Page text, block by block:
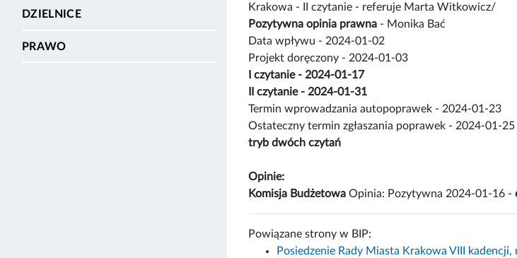
DZIELNICE
PRAWO
Krakowa - II czytanie - referuje Marta Witkowicz/
Pozytywna opinia prawna - Monika Bać
Data wpływu - 2024-01-02
Projekt doręczony - 2024-01-03
I czytanie - 2024-01-17
II czytanie - 2024-01-31
Termin wprowadzania autopoprawek - 2024-01-23
Ostateczny termin zgłaszania poprawek - 2024-01-25
tryb dwóch czytań
Opinie:
Komisja Budżetowa Opinia: Pozytywna 2024-01-16 -
Powiązane strony w BIP:
Posiedzenie Rady Miasta Krakowa VIII